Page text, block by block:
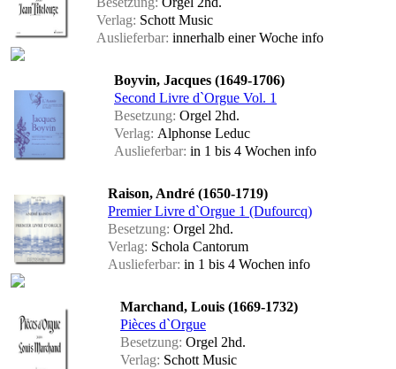
Verlag: Schott Music
Auslieferbar: innerhalb einer Woche info
Boyvin, Jacques (1649-1706)
Second Livre d`Orgue Vol. 1
Besetzung: Orgel 2hd.
Verlag: Alphonse Leduc
Auslieferbar: in 1 bis 4 Wochen info
Raison, André (1650-1719)
Premier Livre d`Orgue 1 (Dufourcq)
Besetzung: Orgel 2hd.
Verlag: Schola Cantorum
Auslieferbar: in 1 bis 4 Wochen info
Marchand, Louis (1669-1732)
Pièces d`Orgue
Besetzung: Orgel 2hd.
Verlag: Schott Music